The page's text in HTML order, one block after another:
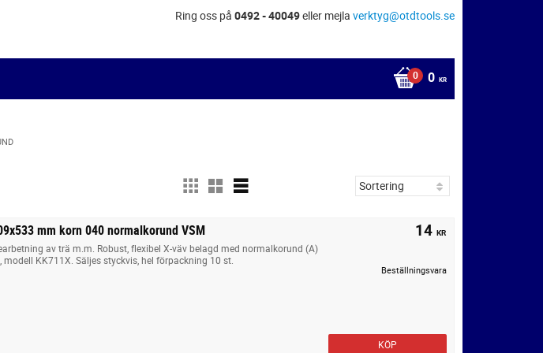
Ring oss på 0492 - 40049eller mejla verktyg@otdtools.se
0 KR
mm korn 040 normalkorund VSM
av trä m.m. Robust, flexibel X-väv belagd med normalkorund (A)
modell KK711X. Säljes styckvis, hel förpackning 10 st.
14 KR
Beställningsvara
KÖP